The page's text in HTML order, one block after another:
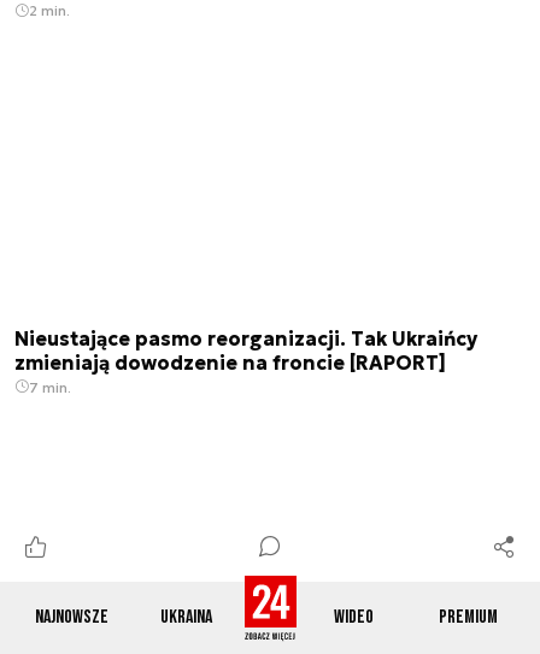
Najnowsze Ukraina Wideo Premium
2 min.
Nieustające pasmo reorganizacji. Tak Ukraińcy
zmieniają dowodzenie na froncie [RAPORT]
7 min.